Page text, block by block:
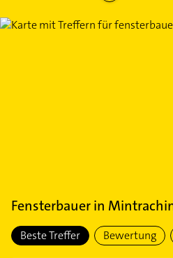
Fensterbauerin
Beste Treffer Bewertung